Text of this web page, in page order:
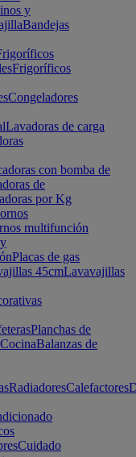
y
Bandejas
Frigoríficos
Congeladores
Lavadoras de carga
con bomba de
de
por Kg
multifunción
Placas de gas
45cmLavavajillas
Planchas de
Balanzas de
RadiadoresCalefactores
Cuidado